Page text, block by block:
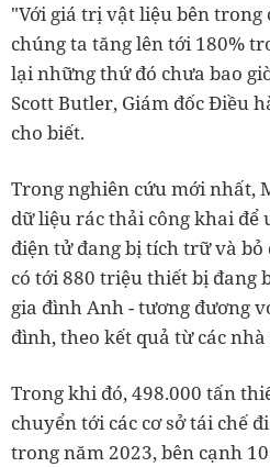
"Với giá trị vật liệu bên trong
chúng ta tăng lên tới 180%
lại những thứ đó chưa bao
Scott Butler, Giám đốc Điều
cho biết.
Trong nghiên cứu mới nhất,
dữ liệu rác thải công khai
điện tử đang bị tích trữ và bỏ
có tới 880 triệu thiết bị đang
gia đình Anh - tương đương
đình, theo kết quả từ các
Trong khi đó, 498.000 tấn
chuyển tới các cơ sở tái chế
trong năm 2023, bên cạnh